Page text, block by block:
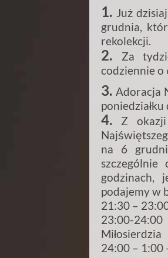
1. Już
grudnia,
rekolekcji.
2.
Za
codziennie o
3. Adoracja
4. Z okazji
na 6
godzinach,
podajemy w
21:30 –
23:00-
Miłosierdzia
24:00 – 1:00